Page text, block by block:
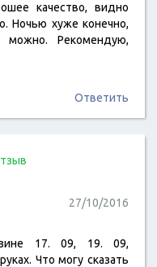
качество, видно
Ночью хуже конечно,
Рекомендую,
Ответить
27/10/2016
17. 09, 19. 09,
Что могу сказать